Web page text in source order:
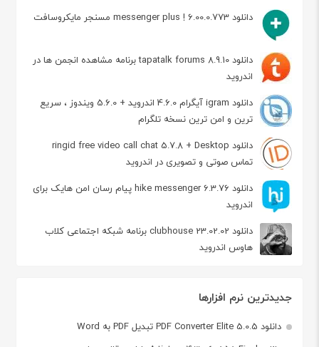
دانلود messenger plus ! 6.00.0.773 مسنجر مایکروسافت
دانلود tapatalk forums 8.9.10 برنامه مشاهده انجمن ها در
اندروید
دانلود igram آیگرام 4.6.0 اندروید + 5.6.0 ویندوز ، سریع
ترین و امن ترین نسخه تلگرام
دانلود ringid free video call chat 5.7.8 + Desktop
تماس صوتی و تصویری در اندروید
دانلود hike messenger 6.3.76 پیام‌ رسان‌ امن هایک برای
اندروید
دانلود clubhouse 23.02.02 برنامه شبکه اجتماعی کلاب
هاوس اندروید
جدیدترین نرم افزارها
دانلود PDF Converter Elite 5.0.5 تبدیل PDF به Word